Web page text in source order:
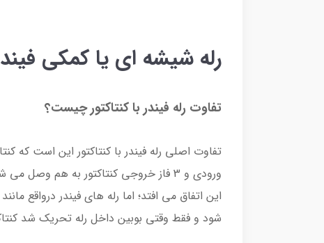
رله شیشه ای یا کمکی
تفاوت رله فیندر با کنتاکتور چیست؟
ورودی و 3 فاز خروجی کنتاکتور به هم
این اتفاق می افتد؛ اما رله های فیندر درواقع
شود و فقط وقتی بوبین داخل رله تحریک شد